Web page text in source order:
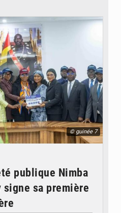
© guinée 7
publique Nimba
signe sa première